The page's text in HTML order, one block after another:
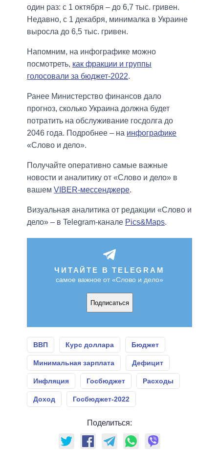
один раз: с 1 октября – до 6,7 тыс. гривен.
Недавно, с 1 декабря, минималка в Украине
выросла до 6,5 тыс. гривен.
Напомним, на инфографике можно
посмотреть, как фракции и группы
голосовали за бюджет-2022.
Ранее Министерство финансов дало
прогноз, сколько Украина должна будет
потратить на обслуживание госдолга до
2046 года. Подробнее – на инфографике
«Слово и дело».
Получайте оперативно самые важные
новости и аналитику от «Слово и дело» в
вашем VIBER-мессенджере.
Визуальная аналитика от редакции «Слово и
дело» – в Telegram-канале Pics&Maps.
ЧИТАЙТЕ В TELEGRAM
самое важное от «Слово и дело»
Подписаться
ВВП Курс доллара Бюджет
Минимальная зарплата Дефицит
Инфляция Госбюджет Расходы
Доход Госбюджет-2022
Поделиться: